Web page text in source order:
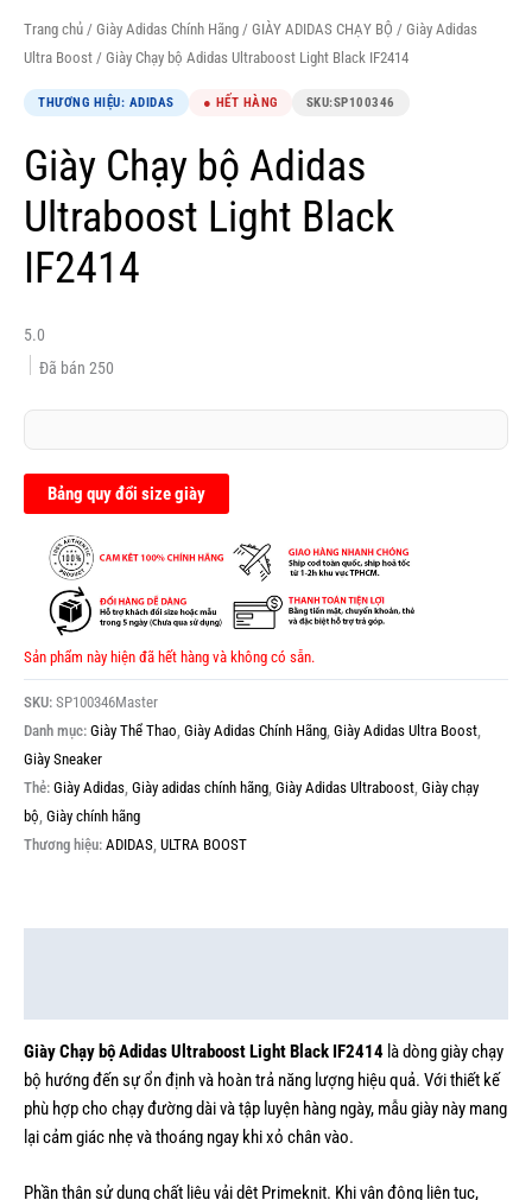
Trang chủ / Giày Adidas Chính Hãng / GIÀY ADIDAS CHẠY BỘ / Giày Adidas
Ultra Boost / Giày Chạy bộ Adidas Ultraboost Light Black IF2414
THƯƠNG HIỆU: ADIDAS ● HẾT HÀNG SKU:SP100346
Giày Chạy bộ Adidas
Ultraboost Light Black
IF2414
5.0
Đã bán 250
Bảng quy đổi size giày
Sản phẩm này hiện đã hết hàng và không có sẵn.
SKU: SP100346Master
Danh mục: Giày Thể Thao Giày Adidas Chính Hãng Giày Adidas Ultra Boost
Giày Sneaker
Thẻ: Giày Adidas Giày adidas chính hãng Giày Adidas Ultraboost Giày chạy
bộ Giày chính hãng
Thương hiệu: ADIDAS ULTRA BOOST
Giày Chạy bộ Adidas Ultraboost Light Black IF2414 là dòng giày chạy
bộ hướng đến sự ổn định và hoàn trả năng lượng hiệu quả. Với thiết kế
phù hợp cho chạy đường dài và tập luyện hàng ngày, mẫu giày này mang
lại cảm giác nhẹ và thoáng ngay khi xỏ chân vào.
Phần thân sử dụng chất liệu vải dệt Primeknit. Khi vận động liên tục,